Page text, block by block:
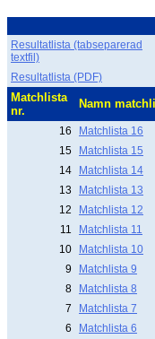
Resultatlista (tabseparerad
textfil)
Resultatlista (PDF)
Matchlista
nr.
Namn
16 Matchlista 16
15
Matchlista 15
14
Matchlista 14
13
Matchlista 13
12
Matchlista 12
11
Matchlista 11
10
Matchlista 10
9
Matchlista 9
8
Matchlista 8
7
Matchlista 7
6
Matchlista 6